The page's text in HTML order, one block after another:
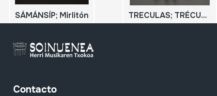
SÁMÁNSÍP; Mirlitón TRECULAS; TRÉCULAS, MATRACA; CASTAÑOLAS
Contacto